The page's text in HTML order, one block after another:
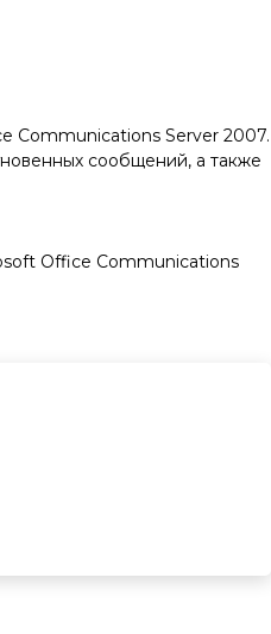
Communications Server 2007.
сообщений, а также
Office Communications